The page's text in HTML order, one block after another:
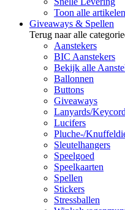
Toon alle artikelen
Giveaways & Spellen
Terug naar alle
Aanstekers
BIC Aanstekers
Bekijk alle
Ballonnen
Buttons
Giveaways
Lanyards/
Lucifers
Pluche-/
Sleutelhangers
Speelgoed
Speelkaarten
Spellen
Stickers
Stressballen